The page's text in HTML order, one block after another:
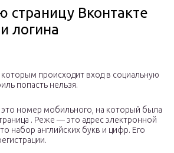
страницу Вконтакте
логина
происходит вход в социальную
попасть нельзя.
номер мобильного, на который была
. Реже — это адрес электронной
набор английских букв и цифр. Его